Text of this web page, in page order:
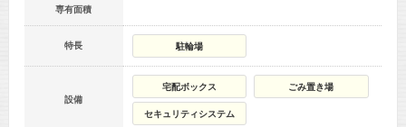
専有面積
特長 駐輪場
設備
宅配ボックス ごみ置き場
セキュリティシステム